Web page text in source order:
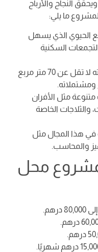
النجاح والأرباح
ما يلي:
الحيوي الذي يسهل
السكنية
يجب أن يكون المشروع مساحته لا تقل عن 70 متر مربع
مثل الأفران
والثلاجات الخاصة
في هذا المجال مثل
والمحاسب.
لمشروع محل